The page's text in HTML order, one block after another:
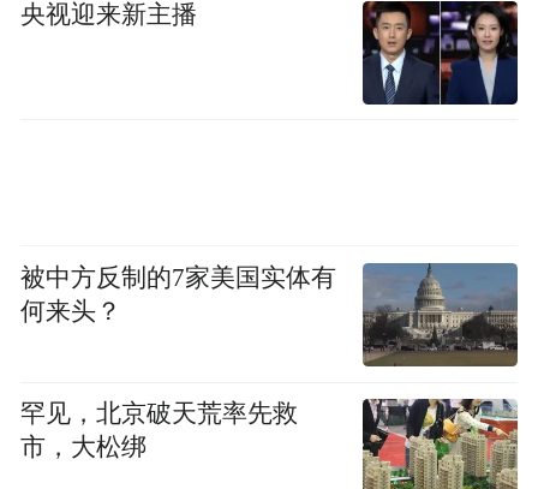
央视迎来新主播
被中方反制的7家美国实体有
何来头？
罕见，北京破天荒率先救
市，大松绑